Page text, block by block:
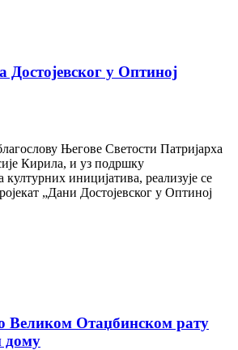
у Оптиној
Његове Светости Патријарха
Кирила, и уз подршку
иницијатива, реализује се
„Дани Достојевског у Оптиној
Великом Отаџбинском рату
дому